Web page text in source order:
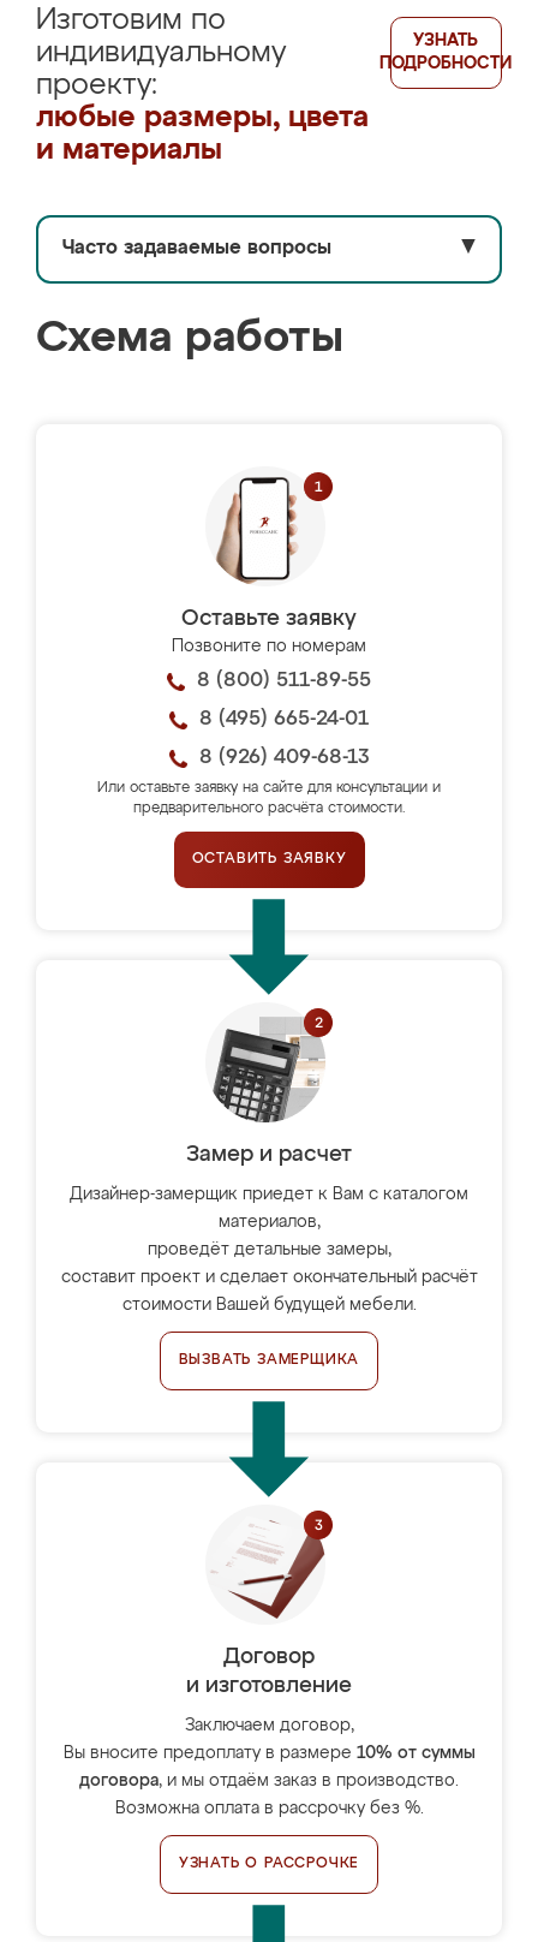
Изготовим по
индивидуальному
проекту:
любые размеры, цвета
и материалы
УЗНАТЬ
ПОДРОБНОСТИ
Часто задаваемые вопросы ▼
Схема работы
Оставьте заявку
Позвоните по номерам
8 (800) 511-89-55
8 (495) 665-24-01
8 (926) 409-68-13
Или оставьте заявку на сайте для консультации и
предварительного расчёта стоимости.
ОСТАВИТЬ ЗАЯВКУ
Замер и расчет
Дизайнер-замерщик приедет к Вам с каталогом
материалов,
проведёт детальные замеры,
составит проект и сделает окончательный расчёт
стоимости Вашей будущей мебели.
ВЫЗВАТЬ ЗАМЕРЩИКА
Договор
и изготовление
Заключаем договор,
Вы вносите предоплату в размере 10% от суммы
договора, и мы отдаём заказ в производство.
Возможна оплата в рассрочку без %.
УЗНАТЬ О РАССРОЧКЕ